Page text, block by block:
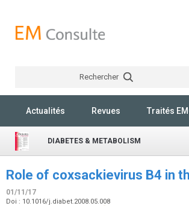
Rechercher
Actualités Revues Traités
DIABETES & METABOLISM
Role of coxsackievirus B4 in
01/11/17
Doi : 10.1016/j.diabet.2008.05.008